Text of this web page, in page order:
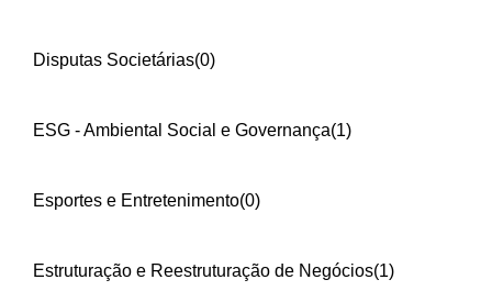
Disputas Societárias(0)
ESG - Ambiental Social e Governança(1)
Esportes e Entretenimento(0)
Estruturação e Reestruturação de Negócios(1)